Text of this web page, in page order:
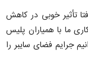
تأثیر خوبی در کاهش
ما با همیاران پلیس
جرایم فضای سایبر را